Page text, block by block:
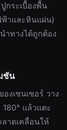
กระเบื้องพื้น
ฟ้าและหินแผ่น)
ำทางได้ถูกต้อง
ชัน
งเซนเซอร์ วาง
แล้วแตะ
าดเคลื่อนให้